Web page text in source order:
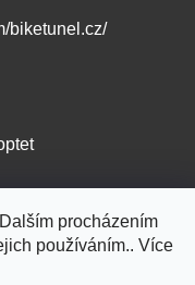
procházením
používáním.. Více
biketunel.cz/
práva vyhrazena.